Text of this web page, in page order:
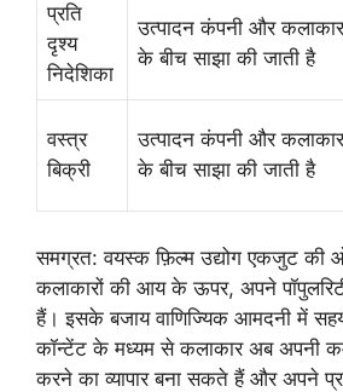
प्रति
दृश्य
निदेशिका
उत्पादन कंपनी और कलाकार
के बीच साझा की जाती है
वस्त्र
बिक्री
उत्पादन कंपनी और कलाकार
के बीच साझा की जाती है
समग्रत: वयस्क फ़िल्म उद्योग एकजुट की
कलाकारों की आय के ऊपर, अपने
हैं। इसके बजाय वाणिज्यिक आमदनी में
कॉन्टेंट के मध्यम से कलाकार अब अपनी
करने का व्यापार बना सकते हैं और अपने